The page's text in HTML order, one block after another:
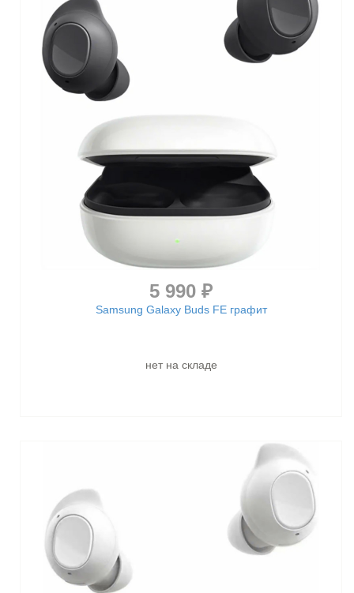
5 990 ₽
Samsung Galaxy Buds FE графит
нет на складе